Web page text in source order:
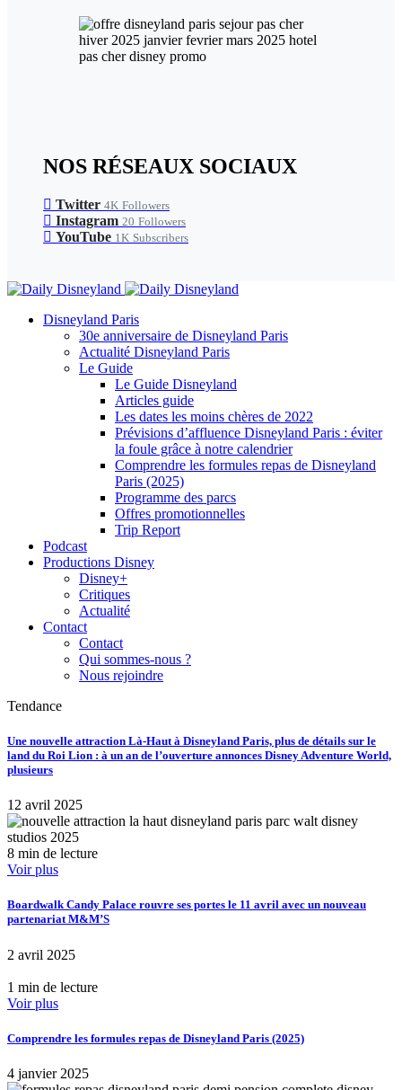
NOS RÉSEAUX SOCIAUX
Twitter 4K Followers
Instagram 20 Followers
YouTube 1K Subscribers
Disneyland Paris
30e anniversaire de Disneyland Paris
Actualité Disneyland Paris
Le Guide
Le Guide Disneyland
Articles guide
Les dates les moins chères de 2022
Prévisions d’affluence Disneyland Paris : éviter
la foule grâce à notre calendrier
Comprendre les formules repas de Disneyland
Paris (2025)
Programme des parcs
Offres promotionnelles
Trip Report
Podcast
Productions Disney
Disney+
Critiques
Actualité
Contact
Contact
Qui sommes-nous ?
Nous rejoindre
Tendance
Une nouvelle attraction Là-Haut à Disneyland Paris, plus de détails sur le
land du Roi Lion : à un an de l’ouverture annonces Disney Adventure World,
plusieurs
12 avril 2025
8 min de lecture
Voir plus
Boardwalk Candy Palace rouvre ses portes le 11 avril avec un nouveau
partenariat M&M’S
2 avril 2025
1 min de lecture
Voir plus
Comprendre les formules repas de Disneyland Paris (2025)
4 janvier 2025